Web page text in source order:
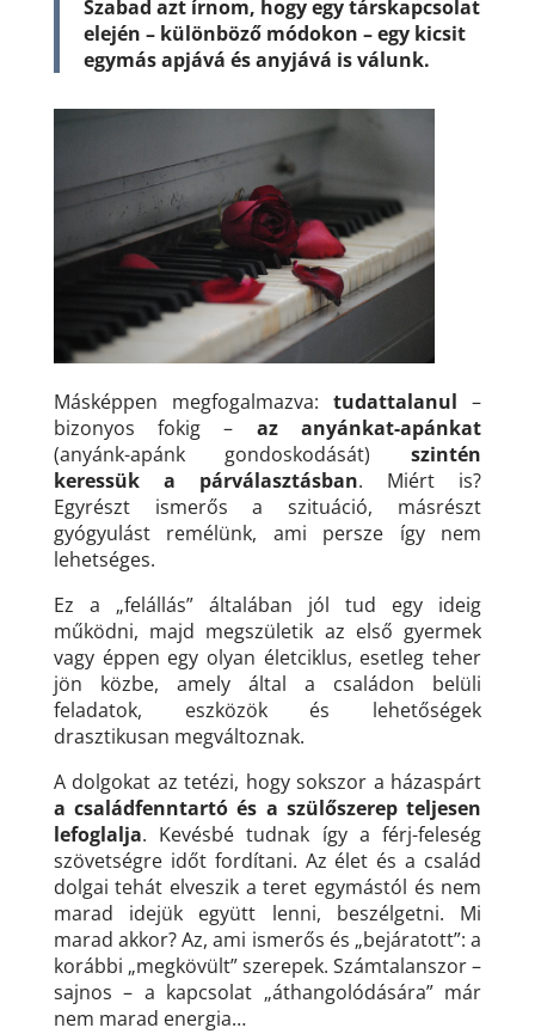
Szabad azt írnom, hogy egy társkapcsolat
elején – különböző módokon – egy kicsit
egymás apjává és anyjává is válunk.
Másképpen megfogalmazva:tudattalanul–
bizonyos fokig – az anyánkat-apánkat
(anyánk-apánk gondoskodását) szintén
keressük a párválasztásban. Miért is?
Egyrészt ismerős a szituáció, másrészt
gyógyulást remélünk, ami persze így nem
lehetséges.
Ez a „felállás” általában jól tud egy ideig
működni, majd megszületik az első gyermek
vagy éppen egy olyan életciklus, esetleg teher
jön közbe, amely által a családon belüli
feladatok, eszközök és lehetőségek
drasztikusan megváltoznak.
A dolgokat az tetézi, hogy sokszor a házaspárt
a családfenntartó és a szülőszerep teljesen
lefoglalja. Kevésbé tudnak így a férj-feleség
szövetségre időt fordítani. Az élet és a család
dolgai tehát elveszik a teret egymástól és nem
marad idejük együtt lenni, beszélgetni. Mi
marad akkor? Az, ami ismerős és „bejáratott”: a
korábbi „megkövült” szerepek. Számtalanszor –
sajnos – a kapcsolat „áthangolódására” már
nem marad energia…